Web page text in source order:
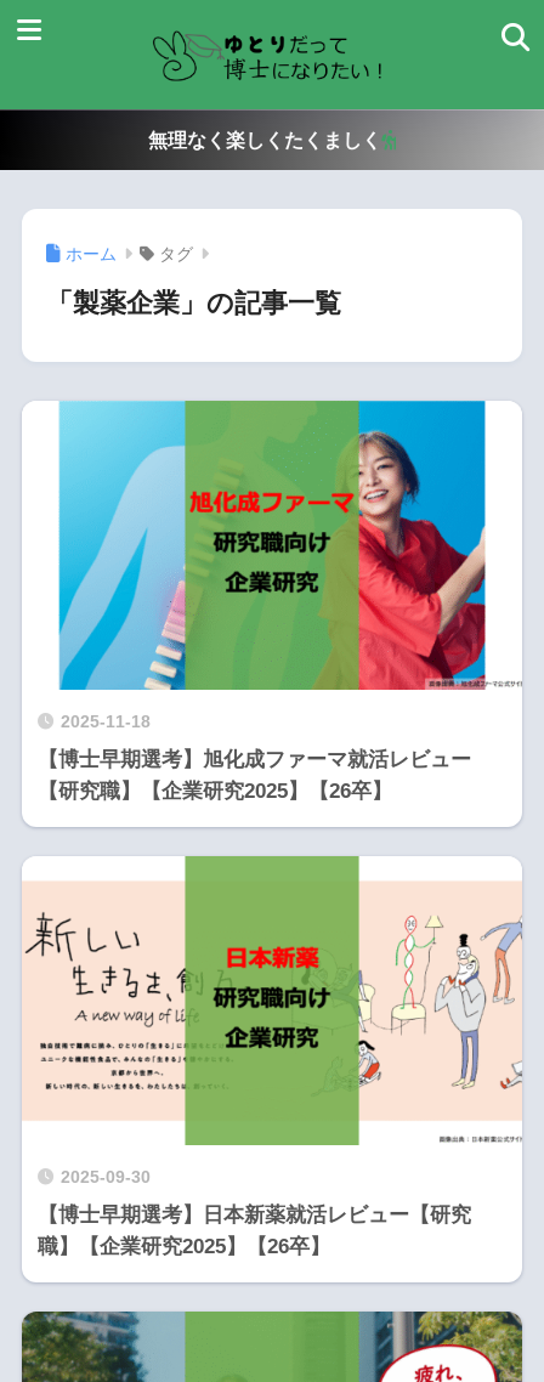
無理なく楽しくたくましく
ホーム タグ
「製薬企業」の記事一覧
2025-11-18
【博士早期選考】旭化成ファーマ就活レビュー
【研究職】【企業研究2025】【26卒】
2025-09-30
【博士早期選考】日本新薬就活レビュー【研究
職】【企業研究2025】【26卒】